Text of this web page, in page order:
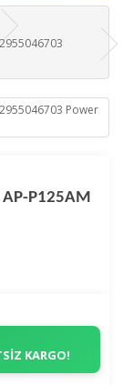
AP-P125AM
KARGO!